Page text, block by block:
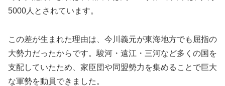
5000人とされています。
この差が生まれた理由は、今川義元が東海地方でも屈指の
大勢力だったからです。駿河・遠江・三河など多くの国を
支配していたため、家臣団や同盟勢力を集めることで巨大
な軍勢を動員できました。